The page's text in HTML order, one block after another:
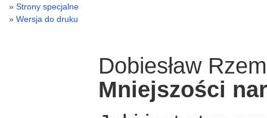
Dobiesław
Mniejszości
Strony specjalne
Wersja do druku